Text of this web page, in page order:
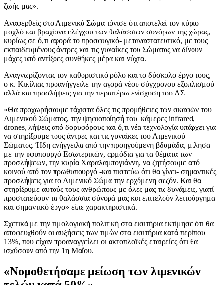
ζωής μας».
Αναφερθείς στο Λιμενικό Σώμα τόνισε ότι αποτελεί τον κύριο
μοχλό και βραχίονα ελέγχου των θαλάσσιων συνόρων της χώρας,
κυρίως σε ό,τι αφορά το προσφυγικό- μεταναστατευτικό, με τους
εκπαιδευμένους άντρες και τις γυναίκες του Σώματος να δίνουν
μάχες υπό αντίξοες συνθήκες μέρα και νύχτα.
Αναγνωρίζοντας τον καθοριστικό ρόλο και το δύσκολο έργο τους,
ο κ. Κικίλιας προανήγγειλε την αγορά νέου σύγχρονου εξοπλισμού
αλλά και προσλήψεις για την περαιτέρω ενίσχυση του ΛΣ.
«Θα προχωρήσουμε τάχιστα όλες τις προμήθειες των σκαφών του
Λιμενικού Σώματος, την ψηφιοποίησή του, κάμερες infrared,
drones, λήψεις από δορυφόρους και ό,τι νέα τεχνολογία υπάρχει για
να στηρίξουμε τους άντρες και τις γυναίκες του Λιμενικού
Σώματος. Ήδη ανήγγειλα από την προηγούμενη βδομάδα, μίλησα
με την υφυπουργό Εσωτερικών, αρμόδια για τα θέματα των
προσλήψεων, την κυρία Χαραλαμπογιάννη, να ζητήσουμε από
κοινού από τον πρωθυπουργό -και πιστεύω ότι θα γίνει- σημαντικές
προσλήψεις για το Λιμενικό Σώμα την ερχόμενη σεζόν. Και θα
στηρίξουμε αυτούς τους ανθρώπους με όλες μας τις δυνάμεις, γιατί
προστατεύουν τα θαλάσσια σύνορά μας και επιτελούν λειτούργημα
και σημαντικό έργο» είπε χαρακτηριστικά.
Σχετικά με την τιμολογιακή πολιτική στα εισιτήρια εκτίμησε ότι θα
αποφευχθούν οι αυξήσεις των τιμών στα εισιτήρια κατά περίπου
13%, που είχαν προαναγγείλει οι ακτοπλοϊκές εταιρείες ότι θα
ισχύσουν από την 1η Μαΐου.
«Νομοθετήσαμε μείωση των λιμενικών